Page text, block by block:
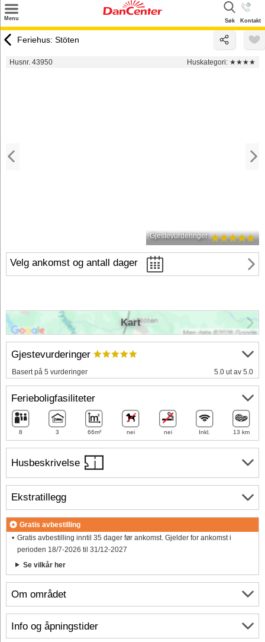
Menu Kontakt
Søk
Tilbud
Feriehus: Stöten
Husnr. 43950 Huskategori: ★★★★
Gjestevurderinger
Velg ankomst og antall dager
Husbeskrivelse
Om området
Info og åpningstider
Gjestevurderinger
Basert på 5 vurderinger 5.0 ut av 5.0
Ferieboligfasiliteter
8 3 66m² nei nei Inkl. 13 km
Ekstratillegg
Gratis avbestilling
Gratis avbestilling inntil 35 dager før ankomst. Gjelder for ankomst i
perioden 18/7-2026 til 31/12-2027
Se vilkår her
Kart